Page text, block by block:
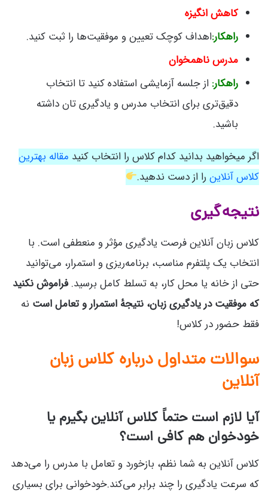
کاهش انگیزه
راهکار:اهداف کوچک تعیین و موفقیت‌ها را ثبت کنید.
مدرس ناهمخوان
راهکار: از جلسه آزمایشی استفاده کنید تا انتخاب
دقیق‌تری برای انتخاب مدرس و یادگیری تان داشته
باشید.
اگر میخواهید بدانید کدام کلاس را انتخاب کنید مقاله بهترین
کلاس آنلاین را از دست ندهید.
نتیجه‌گیری
کلاس زبان آنلاین فرصت یادگیری مؤثر و منعطفی است. با
انتخاب یک پلتفرم مناسب، برنامه‌ریزی و استمرار، می‌توانید
حتی از خانه یا محل کار، به تسلط کامل برسید.فراموش نکنید
که موفقیت در یادگیری زبان، نتیجهٔ استمرار و تعامل است نه
فقط حضور در کلاس!
سوالات متداول درباره کلاس زبان
آنلاین
آیا لازم است حتماً کلاس آنلاین بگیرم یا
خودخوان هم کافی است؟
کلاس آنلاین به شما نظم، بازخورد و تعامل با مدرس را می‌دهد
که سرعت یادگیری را چند برابر می‌کند.خودخوانی برای بسیاری